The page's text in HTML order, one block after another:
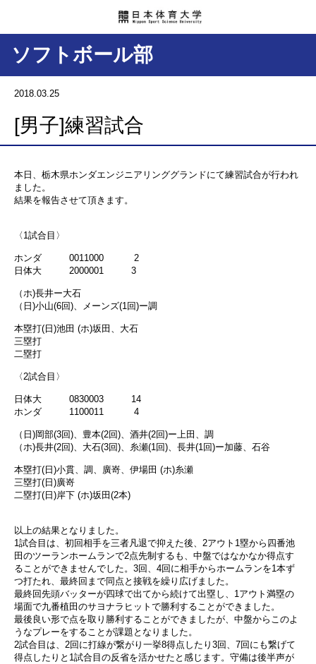
ソフトボール部
2018.03.25
[男子]練習試合
本日、栃木県ホンダエンジニアリンググランドにて練習試合が行われ
ました。
結果を報告させて頂きます。
〈1試合目〉
ホンダ 0011000 2
日体大 2000001 3
（ホ)長井ー大石
（日)小山(6回)、メーンズ(1回)ー調
本塁打(日)池田 (ホ)坂田、大石
三塁打
二塁打
〈2試合目〉
日体大 0830003 14
ホンダ 1100011 4
（日)岡部(3回)、豊本(2回)、酒井(2回)ー上田、調
（ホ)長井(2回)、大石(3回)、糸瀬(1回)、長井(1回)ー加藤、石谷
本塁打(日)小貫、調、廣嵜、伊場田 (ホ)糸瀬
三塁打(日)廣嵜
二塁打(日)岸下 (ホ)坂田(2本)
以上の結果となりました。
1試合目は、初回相手を三者凡退で抑えた後、2アウト1塁から四番池
田のツーランホームランで2点先制するも、中盤ではなかなか得点す
ることができませんでした。3回、4回に相手からホームランを1本ず
つ打たれ、最終回まで同点と接戦を繰り広げました。
最終回先頭バッターが四球で出てから続けて出塁し、1アウト満塁の
場面で九番植田のサヨナラヒットで勝利することができました。
最後良い形で点を取り勝利することができましたが、中盤からこのよ
うなプレーをすることが課題となりました。
2試合目は、2回に打線が繋がり一挙8得点したり3回、7回にも繋げて
得点したりと1試合目の反省を活かせたと感じます。守備は後半声が